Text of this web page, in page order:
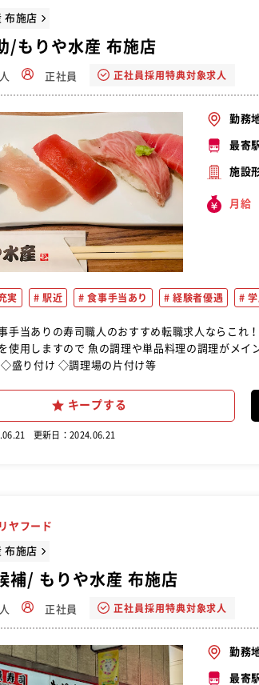
布施店
/もりや水産 布施店
正社員 正社員採用特典対象求人
勤務
最寄
施設
月給
実 駅近 食事手当あり 経験者優遇 学
寿司職人のおすすめ転職求人ならこれ！ 寿司店の調理補助(中見習い)を募集します。 寿司のシ
ますので 魚の調理や単品料理の調理がメインです。 【主なお仕事】 ◇調理全般 ◇仕込
◇盛り付け ◇調理場の片付け等
キープする
更新日：2024.06.21
ヤフード
布施店
補/ もりや水産 布施店
正社員 正社員採用特典対象求人
勤務
最寄